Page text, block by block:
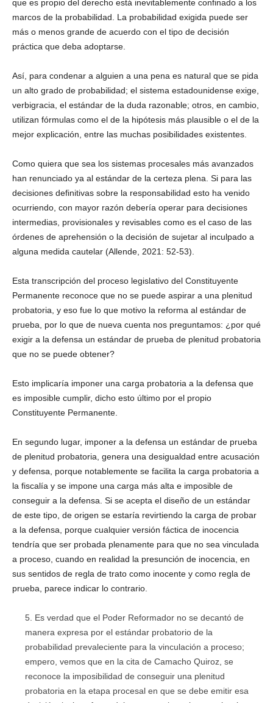
que es propio del derecho está inevitablemente confinado a los
marcos de la probabilidad. La probabilidad exigida puede ser
más o menos grande de acuerdo con el tipo de decisión
práctica que deba adoptarse.
Así, para condenar a alguien a una pena es natural que se pida
un alto grado de probabilidad; el sistema estadounidense exige,
verbigracia, el estándar de la duda razonable; otros, en cambio,
utilizan fórmulas como el de la hipótesis más plausible o el de la
mejor explicación, entre las muchas posibilidades existentes.
Como quiera que sea los sistemas procesales más avanzados
han renunciado ya al estándar de la certeza plena. Si para las
decisiones definitivas sobre la responsabilidad esto ha venido
ocurriendo, con mayor razón debería operar para decisiones
intermedias, provisionales y revisables como es el caso de las
órdenes de aprehensión o la decisión de sujetar al inculpado a
alguna medida cautelar (Allende, 2021: 52-53).
Esta transcripción del proceso legislativo del Constituyente
Permanente reconoce que no se puede aspirar a una plenitud
probatoria, y eso fue lo que motivo la reforma al estándar de
prueba, por lo que de nueva cuenta nos preguntamos: ¿por qué
exigir a la defensa un estándar de prueba de plenitud probatoria
que no se puede obtener?
Esto implicaría imponer una carga probatoria a la defensa que
es imposible cumplir, dicho esto último por el propio
Constituyente Permanente.
En segundo lugar, imponer a la defensa un estándar de prueba
de plenitud probatoria, genera una desigualdad entre acusación
y defensa, porque notablemente se facilita la carga probatoria a
la fiscalía y se impone una carga más alta e imposible de
conseguir a la defensa. Si se acepta el diseño de un estándar
de este tipo, de origen se estaría revirtiendo la carga de probar
a la defensa, porque cualquier versión fáctica de inocencia
tendría que ser probada plenamente para que no sea vinculada
a proceso, cuando en realidad la presunción de inocencia, en
sus sentidos de regla de trato como inocente y como regla de
prueba, parece indicar lo contrario.
Es verdad que el Poder Reformador no se decantó de
manera expresa por el estándar probatorio de la
probabilidad prevaleciente para la vinculación a proceso;
empero, vemos que en la cita de Camacho Quiroz, se
reconoce la imposibilidad de conseguir una plenitud
probatoria en la etapa procesal en que se debe emitir esa